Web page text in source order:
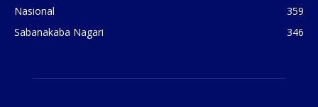
Nasional
359
Sabanakaba Nagari
346